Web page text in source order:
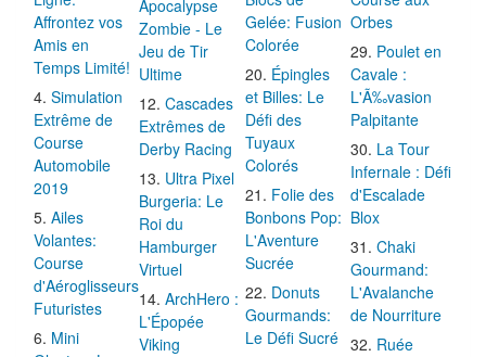
Affrontez vos
Amis en
Temps Limité!
Simulation
Extrême de
Course
Automobile
2019
Ailes
Volantes:
Course
d'Aéroglisseurs
Futuristes
Mini
Apocalypse
Zombie - Le
Jeu de Tir
Ultime
Cascades
Extrêmes de
Derby Racing
Ultra Pixel
Burgeria: Le
Roi du
Hamburger
Virtuel
ArchHero :
L'Épopée
Viking
Gelée: Fusion
Colorée
Épingles
et Billes: Le
Défi des
Tuyaux
Colorés
Folie des
Bonbons Pop:
L'Aventure
Sucrée
Donuts
Gourmands:
Le Défi Sucré
Orbes
Poulet en
Cavale :
L'Ã‰vasion
Palpitante
La Tour
Infernale : Défi
d'Escalade
Blox
Chaki
Gourmand:
L'Avalanche
de Nourriture
Ruée